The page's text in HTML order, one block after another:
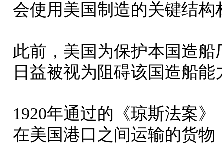
会使用美国制造的关键结构
此前，美国为保护本国造
日益被视为阻碍该国造船
1920年通过的《琼斯法案》
在美国港口之间运输的货